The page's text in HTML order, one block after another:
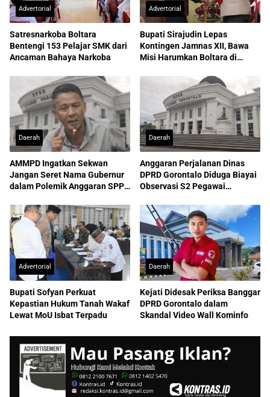
Advertorial
Satresnarkoba Boltara
Bentengi 153 Pelajar SMK dari
Ancaman Bahaya Narkoba
Advertorial
Bupati Sirajudin Lepas
Kontingen Jamnas XII, Bawa
Misi Harumkan Boltara di
Daerah
AMMPD Ingatkan Sekwan
Jangan Seret Nama Gubernur
dalam Polemik Anggaran SPPD
Daerah
Anggaran Perjalanan Dinas
DPRD Gorontalo Diduga Biayai
Observasi S2 Pegawai
Advertorial
Bupati Sofyan Perkuat
Kepastian Hukum Tanah Wakaf
Lewat MoU Isbat Terpadu
Daerah
Kejati Didesak Periksa Banggar
DPRD Gorontalo dalam
Skandal Video Wall Kominfo